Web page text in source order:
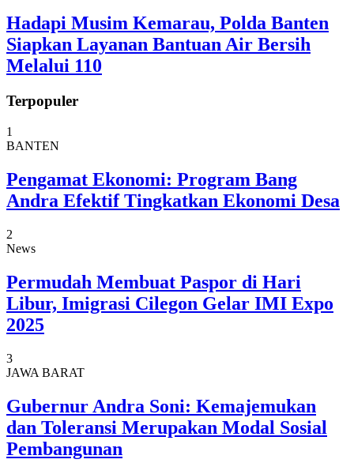
Hadapi Musim Kemarau, Polda Banten
Siapkan Layanan Bantuan Air Bersih
Melalui 110
Terpopuler
1
BANTEN
Pengamat Ekonomi: Program Bang
Andra Efektif Tingkatkan Ekonomi Desa
2
News
Permudah Membuat Paspor di Hari
Libur, Imigrasi Cilegon Gelar IMI Expo
2025
3
JAWA BARAT
Gubernur Andra Soni: Kemajemukan
dan Toleransi Merupakan Modal Sosial
Pembangunan